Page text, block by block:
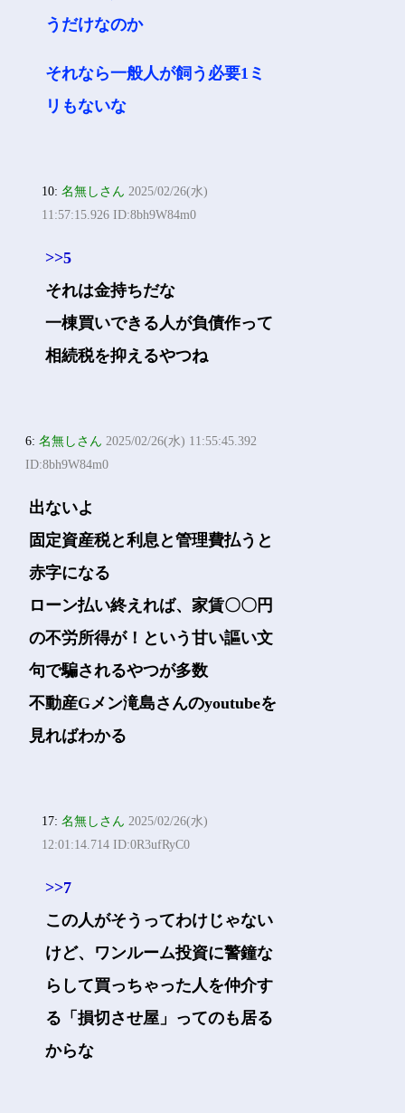
うだけなのか
それなら一般人が飼う必要1ミ
リもないな
10:名無しさん 2025/02/26(水)
11:57:15.926 ID:8bh9W84m0
>>5
それは金持ちだな
一棟買いできる人が負債作って
相続税を抑えるやつね
6:名無しさん 2025/02/26(水) 11:55:45.392
ID:8bh9W84m0
出ないよ
固定資産税と利息と管理費払うと
赤字になる
ローン払い終えれば、家賃〇〇円
の不労所得が！という甘い謳い文
句で騙されるやつが多数
不動産Gメン滝島さんのyoutubeを
見ればわかる
17:名無しさん 2025/02/26(水)
12:01:14.714 ID:0R3ufRyC0
>>7
この人がそうってわけじゃない
けど、ワンルーム投資に警鐘な
らして買っちゃった人を仲介す
る「損切させ屋」ってのも居る
からな